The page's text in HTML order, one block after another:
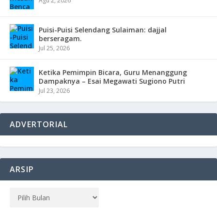
Puisi-Puisi Selendang Sulaiman: dajjal
berseragam.
Jul 25, 2026
Ketika Pemimpin Bicara, Guru Menanggung
Dampaknya – Esai Megawati Sugiono Putri
Jul 23, 2026
ADVERTORIAL
ARSIP